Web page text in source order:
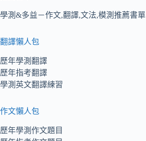
學測&多益－作文,翻譯,文法,模測推薦書單
翻譯懶人包
歷年學測翻譯
歷年指考翻譯
學測英文翻譯練習
作文懶人包
歷年學測作文題目